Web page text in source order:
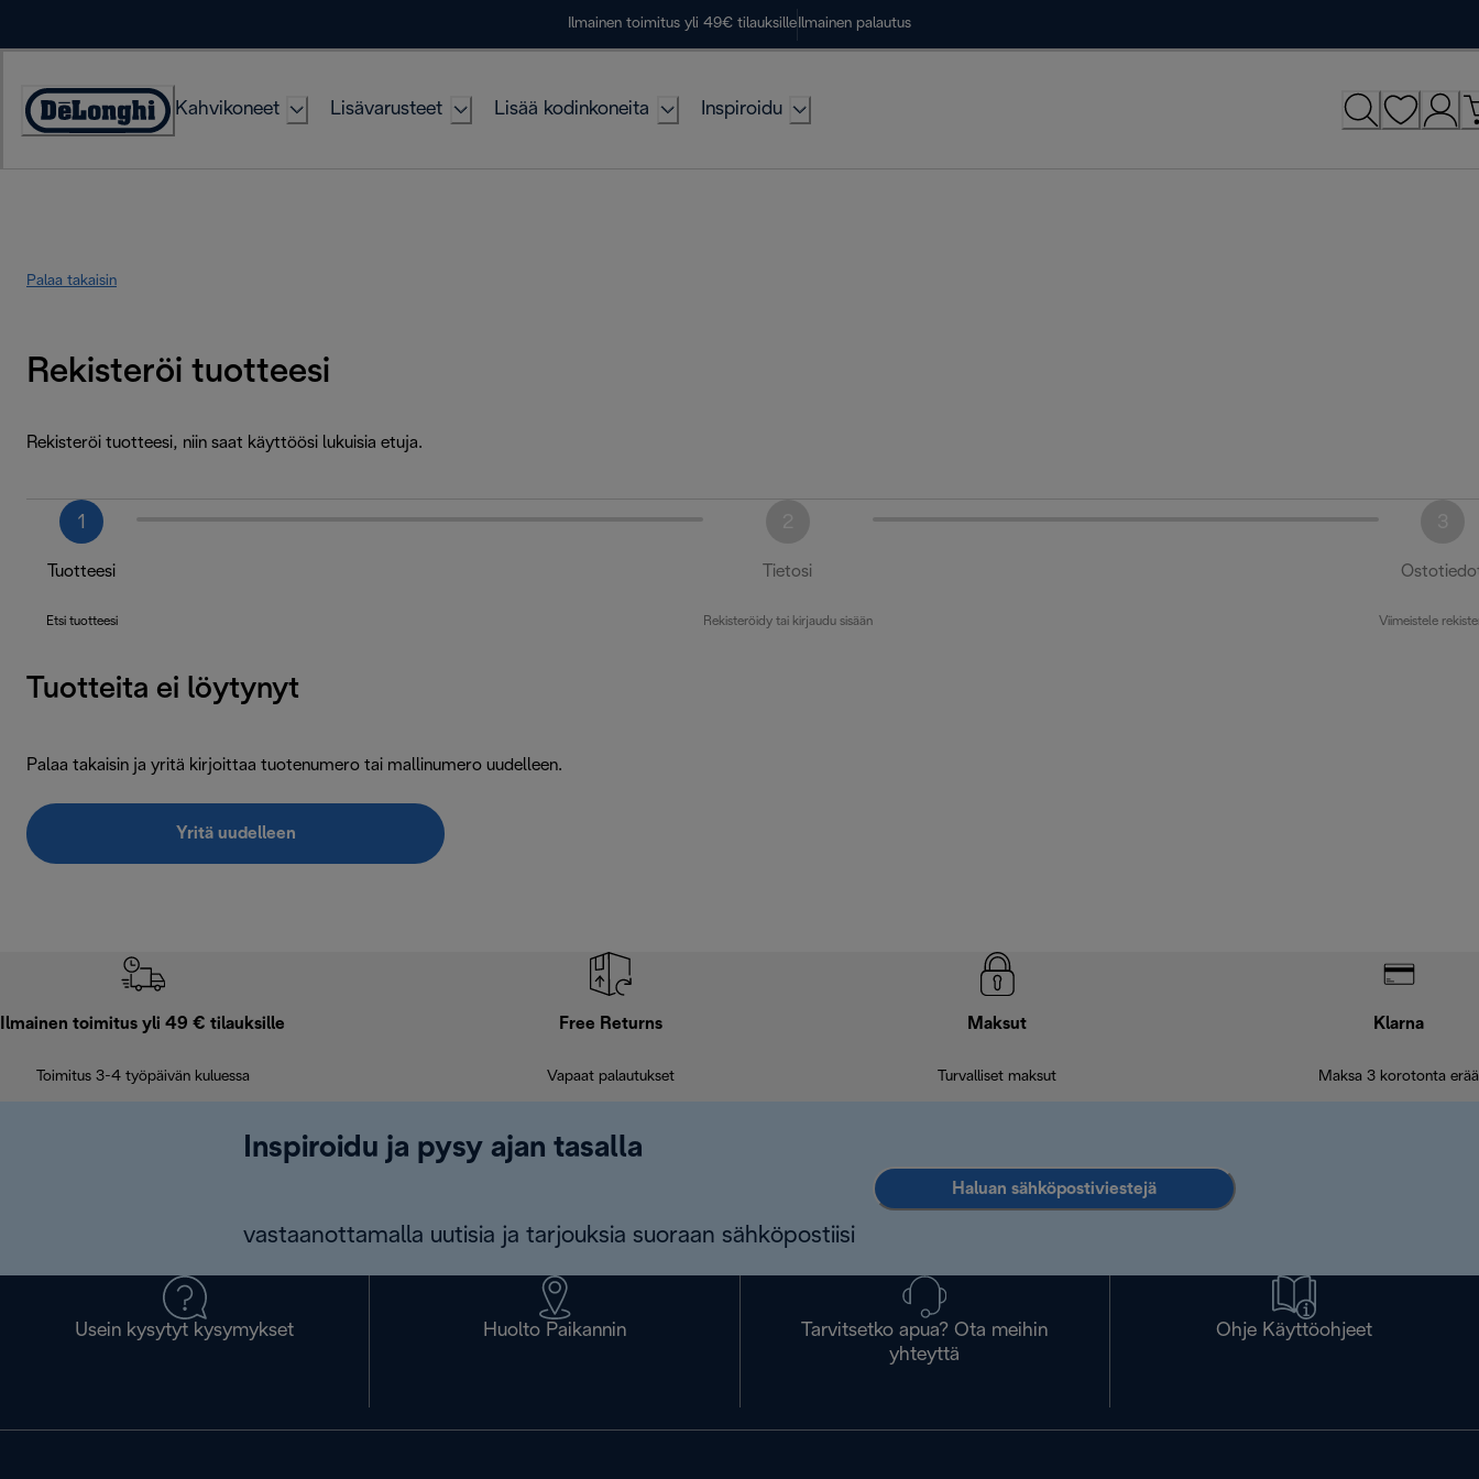
Ilmainen toimitus yli 49€ tilauksille Ilmainen palautus
Accessibility
Kahvikoneet Lisävarusteet Lisää kodinkoneita Inspiroidu
Palaa takaisin
Rekisteröi tuotteesi
Rekisteröi tuotteesi, niin saat käyttöösi lukuisia etuja.
1
Tuotteesi
Etsi tuotteesi
Tietosi
Rekisteröidy tai kirjaudu sisään Viimeistele
Tuotteita ei löytynyt
Palaa takaisin ja yritä kirjoittaa tuotenumero tai mallinumero uudelleen.
Yritä uudelleen
Ilmainen toimitus yli 49 € tilauksille
Toimitus 3-4 työpäivän kuluessa
Free Returns
Vapaat palautukset
Maksut
Turvalliset maksut
Klarna
Maksa 3 korotonta erää
Inspiroidu ja pysy ajan tasalla
vastaanottamalla uutisia ja tarjouksia suoraan sähköpostiisi
Haluan sähköpostiviestejä
Usein kysytyt kysymykset Huolto Paikannin
Tarvitsetko apua? Ota meihin
yhteyttä
Ohje Käyttöohjeet